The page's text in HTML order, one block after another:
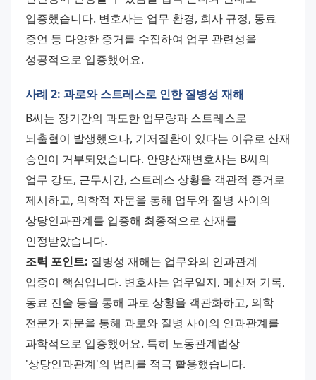
입증했습니다. 변호사는 업무 환경, 회사 규정, 동료
증언 등 다양한 증거를 수집하여 업무 관련성을
성공적으로 입증했어요.
사례 2: 과로와 스트레스로 인한 질병성 재해
B씨는 장기간의 과도한 업무량과 스트레스로
뇌출혈이 발생했으나, 기저질환이 있다는 이유로 산재
승인이 거부되었습니다. 안양산재변호사는 B씨의
업무 강도, 근무시간, 스트레스 상황을 객관적 증거로
제시하고, 의학적 자문을 통해 업무와 질병 사이의
상당인과관계를 입증해 최종적으로 산재를
인정받았습니다.
조력 포인트: 질병성 재해는 업무와의 인과관계
입증이 핵심입니다. 변호사는 업무일지, 메신저 기록,
동료 진술 등을 통해 과로 상황을 객관화하고, 의학
전문가 자문을 통해 과로와 질병 사이의 인과관계를
과학적으로 입증했어요. 특히 노동관계법상
'상당인과관계'의 법리를 적극 활용했습니다.